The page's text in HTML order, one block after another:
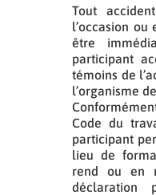
Tout
l’occasion
être
participant
témoins de
l’organisme
Code du
participant
lieu de
rend ou en
déclaration